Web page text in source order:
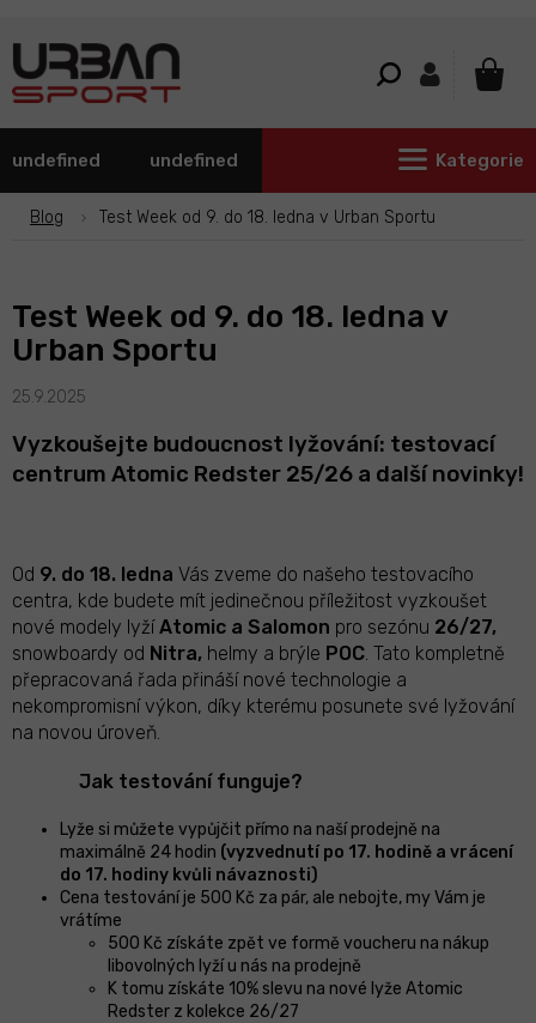
undefined undefined Kategorie
Blog Test Week od 9. do 18. ledna v Urban Sportu
Test Week od 9. do 18. ledna v
Urban Sportu
25.9.2025
Vyzkoušejte budoucnost lyžování: testovací
centrum Atomic Redster 25/26 a další novinky!
Od 9. do 18. ledna Vás zveme do našeho testovacího
centra, kde budete mít jedinečnou příležitost vyzkoušet
nové modely lyžíAtomic a Salomon pro sezónu 26/27,
snowboardy od Nitra, helmy a brýle POC . Tato kompletně
přepracovaná řada přináší nové technologie a
nekompromisní výkon, díky kterému posunete své lyžování
na novou úroveň.
Jak testování funguje?
Lyže si můžete vypůjčit přímo na naší prodejně na
maximálně 24 hodin (vyzvednutí po 17. hodině a vrácení
do 17. hodiny kvůli návaznosti)
Cena testování je 500 Kč za pár, ale nebojte, my Vám je
vrátíme
500 Kč získáte zpět ve formě voucheru na nákup
libovolných lyží u nás na prodejně
K tomu získáte 10% slevu na nové lyže Atomic
Redster z kolekce 26/27